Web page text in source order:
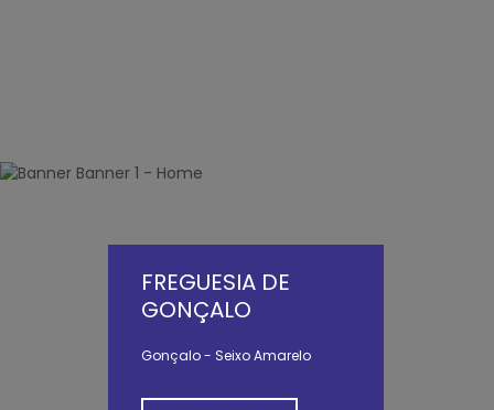
FREGUESIA DE
GONÇALO
Gonçalo - Seixo Amarelo